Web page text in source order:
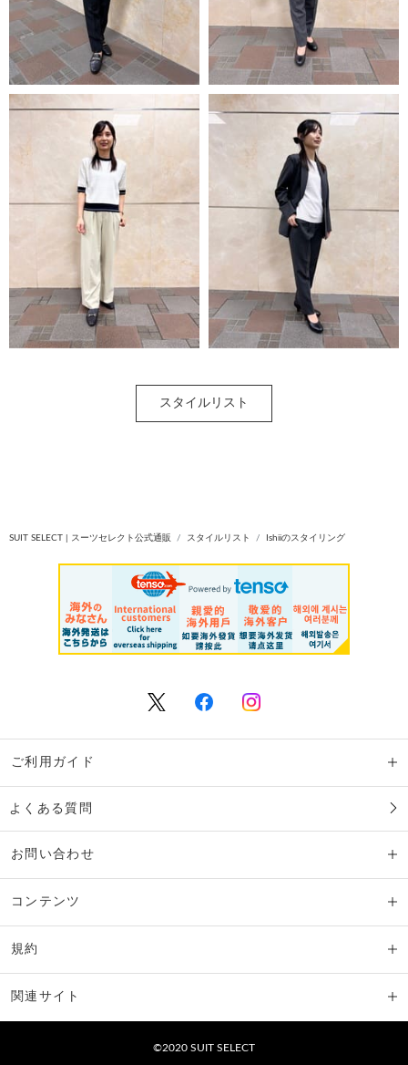
スタイルリスト
SUIT SELECT | スーツセレクト公式通販 スタイルリスト Ishiiのスタイリング
ご利用ガイド
よくある質問
お問い合わせ
コンテンツ
規約
関連サイト
©2020 SUIT SELECT